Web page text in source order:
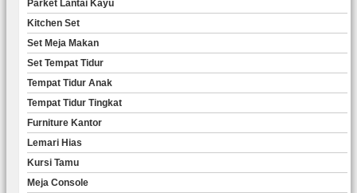
Parket Lantai Kayu
Kitchen Set
Set Meja Makan
Set Tempat Tidur
Tempat Tidur Anak
Tempat Tidur Tingkat
Furniture Kantor
Lemari Hias
Kursi Tamu
Meja Console